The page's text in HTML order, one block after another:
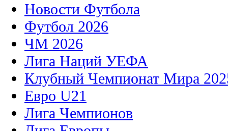
Новости Футбола
Футбол 2026
ЧМ 2026
Лига Наций УЕФА
Клубный Чемпионат Мира
Евро U21
Лига Чемпионов